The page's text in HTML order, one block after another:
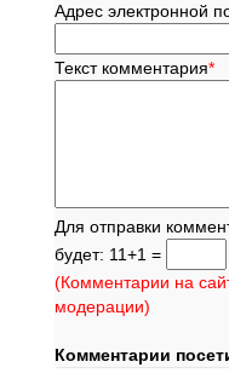
Адрес электронной
Текст комментария*
Для отправки
будет: 11+1 =
(Комментарии на
модерации)
Комментарии